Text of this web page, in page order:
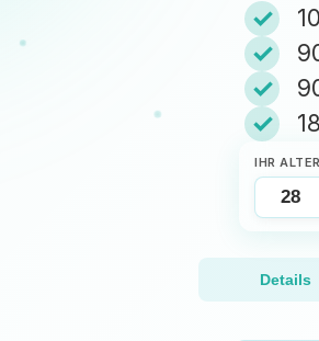
✓
✓
✓
✓
IHR ALTER
Details